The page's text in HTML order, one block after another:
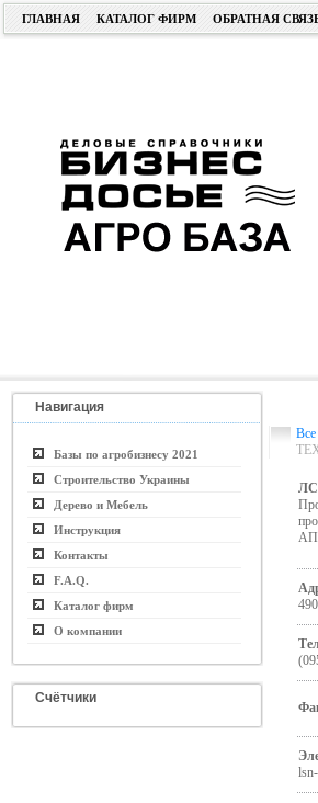
ГЛАВНАЯ КАТАЛОГ ФИРМ ОБРАТНАЯ
Навигация
Базы по агробизнесу 2021
Строительство Украины
Дерево и Мебель
Инструкция
Контакты
F.A.Q.
Каталог фирм
О компании
Счётчики